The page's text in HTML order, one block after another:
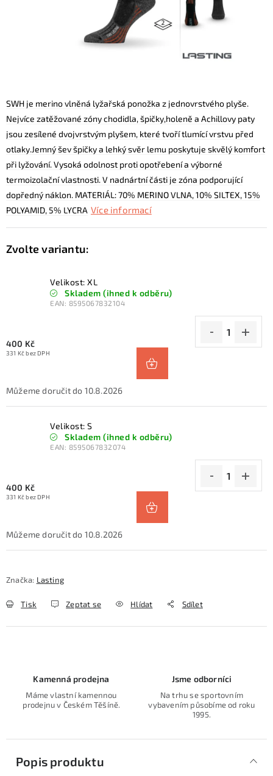
SWH je merino vlněná lyžařská ponožka z jednovrstvého plyše.
Nejvíce zatěžované zóny chodidla, špičky,holeně a Achillovy paty
jsou zesílené dvojvrstvým plyšem, které tvoří tlumící vrstvu před
otlaky.Jemný šev špičky a lehký svěr lemu poskytuje skvělý komfort
při lyžování. Vysoká odolnost proti opotřebení a výborné
termoizolační vlastnosti. V nadnártní části je zóna podporující
dopředný náklon. MATERIÁL: 70% MERINO VLNA, 10% SILTEX, 15%
POLYAMID, 5% LYCRA Více informací
Velikost: XL
Skladem (ihned k odběru)
EAN: 8595067832104
400 Kč
331 Kč bez DPH
10.8.2026
Velikost: S
Skladem (ihned k odběru)
EAN: 8595067832074
400 Kč
331 Kč bez DPH
10.8.2026
Značka: Lasting
Tisk Zeptat se Hlídat Sdílet
Kamenná prodejna
Máme vlastní kamennou
prodejnu v Českém Těšíně.
Jsme odborníci
Na trhu se sportovním
vybavením působíme od roku
1995.
Popis produktu